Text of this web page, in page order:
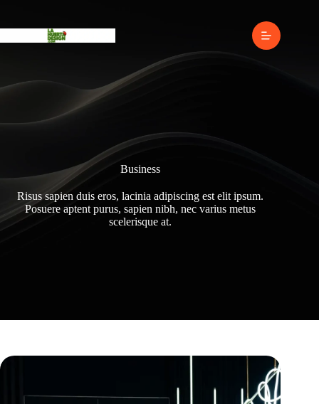
Business
Risus sapien duis eros, lacinia adipiscing est elit ipsum.
Posuere aptent purus, sapien nibh, nec varius metus
scelerisque at.